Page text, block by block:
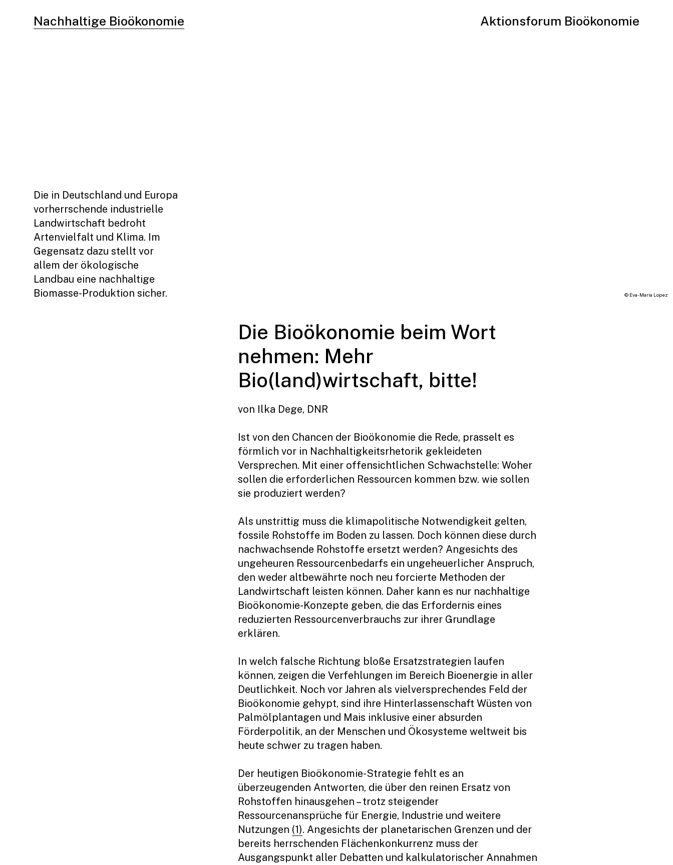
Nachhaltige Bioökonomie Aktionsforum Bioökonomie
Die in Deutschland und Europa
vorherrschende industrielle
Landwirtschaft bedroht
Artenvielfalt und Klima. Im
Gegensatz dazu stellt vor
allem der ökologische
Landbau eine nachhaltige
Biomasse-Produktion sicher.
© Eva-Maria Lopez
Die Bioökonomie beim Wort
nehmen: Mehr
Bio(land)wirtschaft, bitte!
von Ilka Dege, DNR
Ist von den Chancen der Bioökonomie die Rede, prasselt es
förmlich vor in Nachhaltigkeitsrhetorik gekleideten
Versprechen. Mit einer offensichtlichen Schwachstelle: Woher
sollen die erforderlichen Ressourcen kommen bzw. wie sollen
sie produziert werden?
Als unstrittig muss die klimapolitische Notwendigkeit gelten,
fossile Rohstoffe im Boden zu lassen. Doch können diese durch
nachwachsende Rohstoffe ersetzt werden? Angesichts des
ungeheuren Ressourcenbedarfs ein ungeheuerlicher Anspruch,
den weder altbewährte noch neu forcierte Methoden der
Landwirtschaft leisten können. Daher kann es nur nachhaltige
Bioökonomie-Konzepte geben, die das Erfordernis eines
reduzierten Ressourcenverbrauchs zur ihrer Grundlage
erklären.
In welch falsche Richtung bloße Ersatzstrategien laufen
können, zeigen die Verfehlungen im Bereich Bioenergie in aller
Deutlichkeit. Noch vor Jahren als vielversprechendes Feld der
Bioökonomie gehypt, sind ihre Hinterlassenschaft Wüsten von
Palmölplantagen und Mais inklusive einer absurden
Förderpolitik, an der Menschen und Ökosysteme weltweit bis
heute schwer zu tragen haben.
Der heutigen Bioökonomie-Strategie fehlt es an
überzeugenden Antworten, die über den reinen Ersatz von
Rohstoffen hinausgehen – trotz steigender
Ressourcenansprüche für Energie, Industrie und weitere
Nutzungen (1). Angesichts der planetarischen Grenzen und der
bereits herrschenden Flächenkonkurrenz muss der
Ausgangspunkt aller Debatten und kalkulatorischer Annahmen